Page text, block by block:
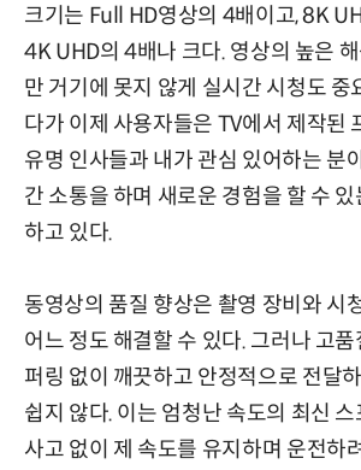
크기는 Full HD영상의 4배이고, 8K
4K UHD의 4배나 크다. 영상의 높은
만 거기에 못지 않게 실시간 시청도 중
다가 이제 사용자들은 TV에서 제작된
유명 인사들과 내가 관심 있어하는 분
간 소통을 하며 새로운 경험을 할 수
하고 있다.
동영상의 품질 향상은 촬영 장비와 시
어느 정도 해결할 수 있다. 그러나 고품
퍼링 없이 깨끗하고 안정적으로 전달
쉽지 않다. 이는 엄청난 속도의 최신
사고 없이 제 속도를 유지하며 운전하